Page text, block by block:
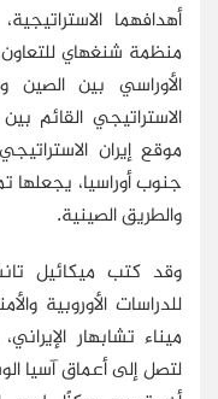
أهدافهما
منظمة شنغهاي
الأوراسي بين الصين
الاستراتيجي القائم
موقع إيران
جنوب أوراسيا، يجعلها
والطريق الصينية.
وقد كتب ميكائيل
ميناء تشابهار
لتصل إلى أعماق آسيا